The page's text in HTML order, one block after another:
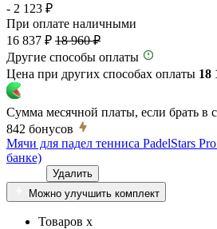
- 2 123 ₽
При оплате наличными
16 837 ₽ 18 960 ₽
Другие способы оплаты
Цена при других способах оплаты 18
Сумма месячной платы, если брать в
842 бонусов
Мячи для падел тенниса PadelStars
банке)
Удалить
Можно улучшить комплект
Товаров x